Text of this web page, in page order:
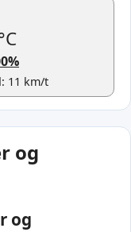
11 km/t
og
og